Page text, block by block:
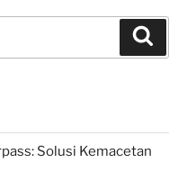
Solusi Kemacetan